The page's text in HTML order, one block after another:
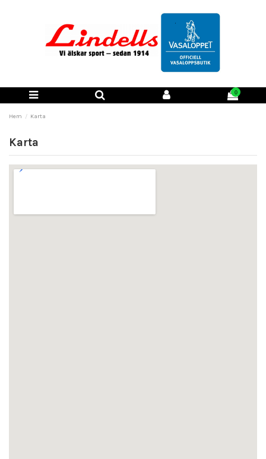
0
Hem Karta
Karta